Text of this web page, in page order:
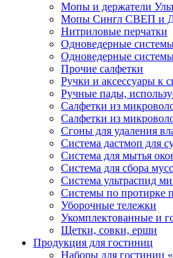
Мопы и держатели
Мопы Сингл СВЕП и
Нитриловые перчатки
Одноведерные
Одноведерные
Прочие салфетки
Ручки и аксессуары к
Ручные пады,
Салфетки из
Салфетки из
Сгоны для удаления
Система дастмоп для
Система для мытья
Система для сбора
Система ультраспид
Системы по протирке
Уборочные тележки
Укомплектованные и
Щетки, совки, ерши
Продукция для гостиниц
Наборы для гостиниц